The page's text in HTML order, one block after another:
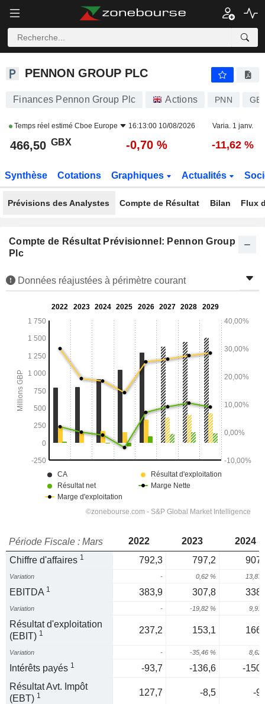
PENNON GROUP PLC
PENNON GROUP PLC
Finances Pennon Group Plc Actions PNN
Temps réel estimé Cboe Europe 16:13:00 10/08/2026 Varia. 1 janv.
466,50 GBX -0,70 % -11,62 %
Synthèse Cotations Graphiques Actualités
Prévisions des Analystes Compte de Résultat Bilan Flux
Compte de Résultat Prévisionnel: Pennon Group
Plc
Données réajustées à périmètre courant
Période Fiscale : Mars 2022 2023
2024
Chiffre d'affaires 1 792,3 797,2
Variation - 0,62 % 13,87
EBITDA 1 383,9 307,8
Variation - -19,82 % 9,91
Résultat d'exploitation
(EBIT) 1 237,2 153,1
Variation - -35,46 % 8,62
Intérêts payés 1 -93,7 -136,6
-
Résultat Avt. Impôt
(EBT) 1 127,7 -8,5 -